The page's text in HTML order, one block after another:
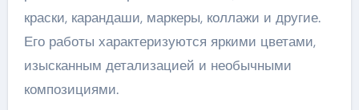
краски, карандаши, маркеры, коллажи и другие.
Его работы характеризуются яркими цветами,
изысканным детализацией и необычными
композициями.